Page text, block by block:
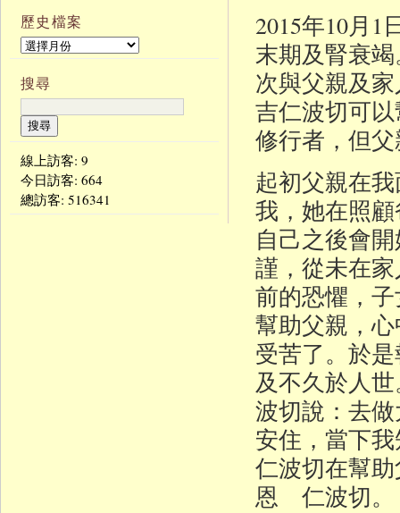
2015年10月1
末期及腎衰
次與父親及
吉仁波切可
修行者，但
起初父親在
我，她在照
自己之後會
謹，從未在
前的恐懼，
幫助父親，
受苦了。於
及不久於人
波切說：去
安住，當下
仁波切在幫
恩 仁波切。
歷史檔案
搜尋
線上訪客: 9
今日訪客: 664
總訪客: 1166341